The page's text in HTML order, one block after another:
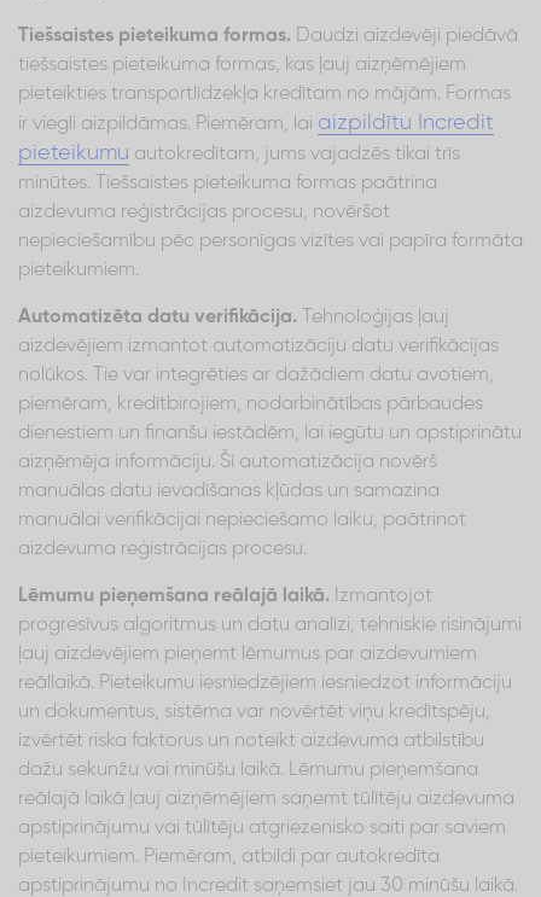
Tiešsaistes pieteikuma formas. Daudzi aizdevēji piedāvā
tiešsaistes pieteikuma formas, kas ļauj aizņēmējiem
pieteikties transportlīdzekļa kredītam no mājām. Formas
ir viegli aizpildāmas. Piemēram, lai aizpildītu Incredit
pieteikumu autokredītam, jums vajadzēs tikai trīs
minūtes. Tiešsaistes pieteikuma formas paātrina
aizdevuma reģistrācijas procesu, novēršot
nepieciešamību pēc personīgas vizītes vai papīra formāta
pieteikumiem.
Automatizēta datu verifikācija. Tehnoloģijas ļauj
aizdevējiem izmantot automatizāciju datu verifikācijas
nolūkos. Tie var integrēties ar dažādiem datu avotiem,
piemēram, kredītbirojiem, nodarbinātības pārbaudes
dienestiem un finanšu iestādēm, lai iegūtu un apstiprinātu
aizņēmēja informāciju. Šī automatizācija novērš
manuālas datu ievadīšanas kļūdas un samazina
manuālai verifikācijai nepieciešamo laiku, paātrinot
aizdevuma reģistrācijas procesu.
Lēmumu pieņemšana reālajā laikā. Izmantojot
progresīvus algoritmus un datu analīzi, tehniskie risinājumi
ļauj aizdevējiem pieņemt lēmumus par aizdevumiem
reāllaikā. Pieteikumu iesniedzējiem iesniedzot informāciju
un dokumentus, sistēma var novērtēt viņu kredītspēju,
izvērtēt riska faktorus un noteikt aizdevuma atbilstību
dažu sekunžu vai minūšu laikā. Lēmumu pieņemšana
reālajā laikā ļauj aizņēmējiem saņemt tūlītēju aizdevuma
apstiprinājumu vai tūlītēju atgriezenisko saiti par saviem
pieteikumiem. Piemēram, atbildi par autokredīta
apstiprinājumu no Incredit saņemsiet jau 30 minūšu laikā.